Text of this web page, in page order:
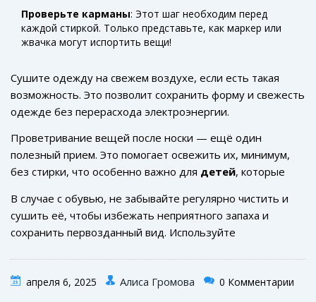
Проверьте карманы: Этот шаг необходим перед
каждой стиркой. Только представьте, как маркер или
жвачка могут испортить вещи!
Сушите одежду на свежем воздухе, если есть такая
возможность. Это позволит сохранить форму и свежесть
одежде без перерасхода электроэнергии.
Проветривание вещей после носки — ещё один
полезный прием. Это помогает освежить их, минимум,
без стирки, что особенно важно для детей, которые
В случае с обувью, не забывайте регулярно чистить и
сушить её, чтобы избежать неприятного запаха и
сохранить первозданный вид. Используйте
апреля 6, 2025 Алиса Громова 0 Комментарии